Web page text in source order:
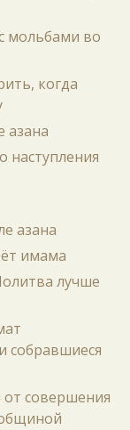
мольбами во
когда
азана
наступления
азана
имама
лучше
собравшиеся
от совершения